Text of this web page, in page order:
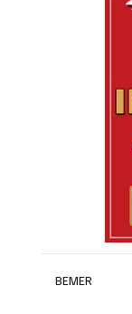
BEMER